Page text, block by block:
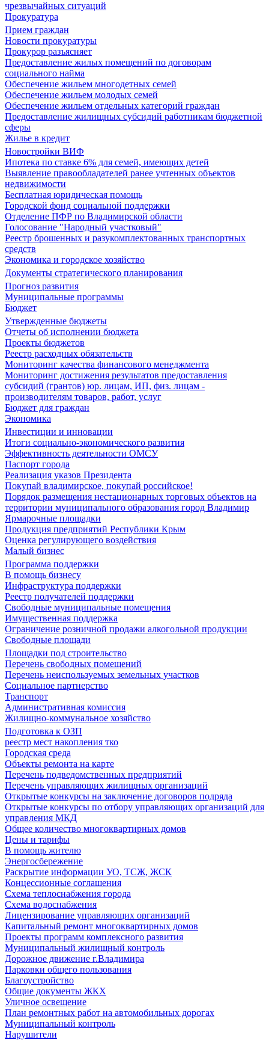
чрезвычайных ситуаций
Прокуратура
Прием граждан
Новости прокуратуры
Прокурор разъясняет
Предоставление жилых помещений по договорам
социального найма
Обеспечение жильем многодетных семей
Обеспечение жильем молодых семей
Обеспечение жильем отдельных категорий граждан
Предоставление жилищных субсидий работникам бюджетной
сферы
Жилье в кредит
Новостройки ВИФ
Ипотека по ставке 6% для семей, имеющих детей
Выявление правообладателей ранее учтенных объектов
недвижимости
Бесплатная юридическая помощь
Городской фонд социальной поддержки
Отделение ПФР по Владимирской области
Голосование "Народный участковый"
Реестр брошенных и разукомплектованных транспортных
средств
Экономика и городское хозяйство
Документы стратегического планирования
Прогноз развития
Муниципальные программы
Бюджет
Утвержденные бюджеты
Отчеты об исполнении бюджета
Проекты бюджетов
Реестр расходных обязательств
Мониторинг качества финансового менеджмента
Мониторинг достижения результатов предоставления
субсидий (грантов) юр. лицам, ИП, физ. лицам -
производителям товаров, работ, услуг
Бюджет для граждан
Экономика
Инвестиции и инновации
Итоги социально-экономического развития
Эффективность деятельности ОМСУ
Паспорт города
Реализация указов Президента
Покупай владимирское, покупай российское!
Порядок размещения нестационарных торговых объектов на
территории муниципального образования город Владимир
Ярмарочные площадки
Продукция предприятий Республики Крым
Оценка регулирующего воздействия
Малый бизнес
Программа поддержки
В помощь бизнесу
Инфраструктура поддержки
Реестр получателей поддержки
Свободные муниципальные помещения
Имущественная поддержка
Ограничение розничной продажи алкогольной продукции
Свободные площади
Площадки под строительство
Перечень свободных помещений
Перечень неиспользуемых земельных участков
Социальное партнерство
Транспорт
Административная комиссия
Жилищно-коммунальное хозяйство
Подготовка к ОЗП
реестр мест накопления тко
Городская среда
Объекты ремонта на карте
Перечень подведомственных предприятий
Перечень управляющих жилищных организаций
Открытые конкурсы на заключение договоров подряда
Открытые конкурсы по отбору управляющих организаций для
управления МКД
Общее количество многоквартирных домов
Цены и тарифы
В помощь жителю
Энергосбережение
Раскрытие информации УО, ТСЖ, ЖСК
Концессионные соглашения
Схема теплоснабжения города
Схема водоснабжения
Лицензирование управляющих организаций
Капитальный ремонт многоквартирных домов
Проекты программ комплексного развития
Муниципальный жилищный контроль
Дорожное движение г.Владимира
Парковки общего пользования
Благоустройство
Общие документы ЖКХ
Уличное освещение
План ремонтных работ на автомобильных дорогах
Муниципальный контроль
Нарушители